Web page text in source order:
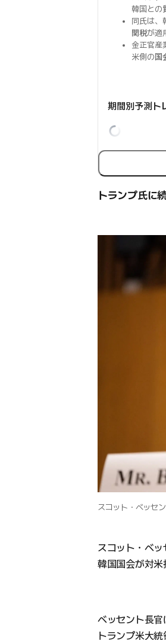
韓国との
同氏は、
関税が適
金正官産
米側の国
期間別予測ト
トランプ氏に
スコット・ベッセ
スコット・ベッ
韓国国会が対米
ベッセント長官
トランプ米大